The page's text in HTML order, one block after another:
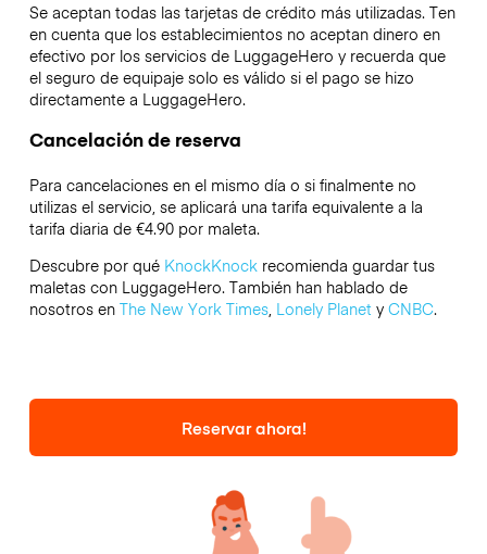
Se aceptan todas las tarjetas de crédito más utilizadas. Ten
en cuenta que los establecimientos no aceptan dinero en
efectivo por los servicios de LuggageHero y recuerda que
el seguro de equipaje solo es válido si el pago se hizo
directamente a LuggageHero.
Cancelación de reserva
Para cancelaciones en el mismo día o si finalmente no
utilizas el servicio, se aplicará una tarifa equivalente a la
tarifa diaria de €4.90 por maleta.
Descubre por qué KnockKnockrecomienda guardar tus
maletas con LuggageHero. También han hablado de
nosotros en The New York Times, Lonely Planety CNBC.
Reservar ahora!